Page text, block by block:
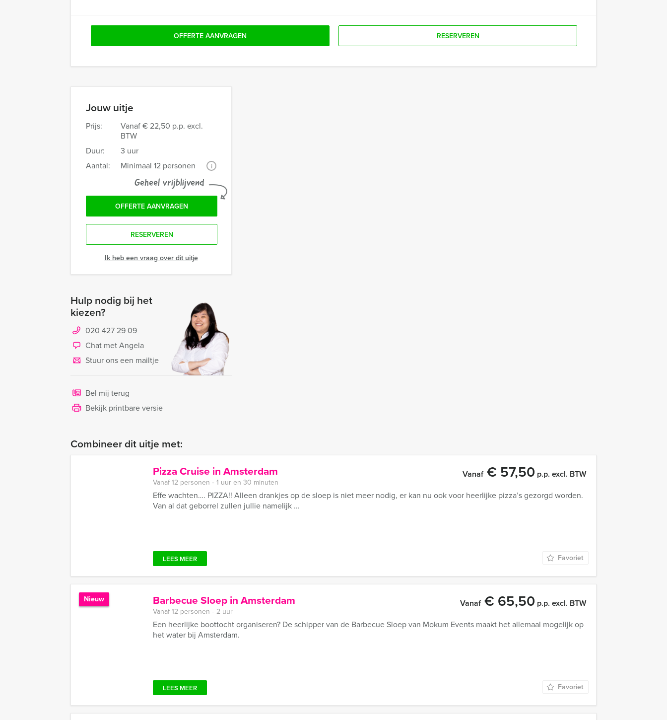
Jouw uitje
Prijs: Vanaf€ 22,50 p.p. excl.
BTW
Duur:
3 uur
Aantal:
Minimaal 12 personen i
Geheel vrijblijvend
OFFERTE AANVRAGEN
RESERVEREN
Ik heb een vraag over dit uitje
Hulp nodig bij het
kiezen?
020 427 29 09
Chat met Angela
Stuur ons een mailtje
Bel mij terug
Bekijk printbare versie
OFFERTE AANVRAGEN RESERVEREN
Combineer dit uitje met:
Pizza Cruise in Amsterdam
Vanaf€ 57,50 p.p. excl. BTW
Vanaf 12 personen ‐ 1 uur en 30 minuten
Effe wachten…. PIZZA!! Alleen drankjes op de sloep is niet meer nodig, er kan nu ook voor heerlijke pizza’s gezorgd worden.
Van al dat geborrel zullen jullie namelijk ...
LEES MEER Favoriet
Barbecue Sloep in Amsterdam
Nieuw Vanaf€ 65,50 p.p. excl. BTW
Vanaf 12 personen ‐ 2 uur
Een heerlijke boottocht organiseren? De schipper van de Barbecue Sloep van Mokum Events maakt het allemaal mogelijk op
het water bij Amsterdam.
LEES MEER Favoriet